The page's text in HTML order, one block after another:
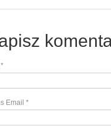
*
Email *